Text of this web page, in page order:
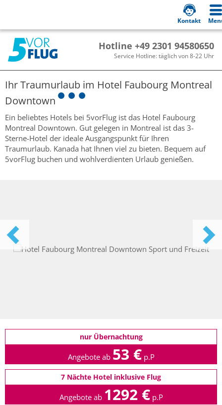
Hotline +49 2301 94580650
Service Hotline: täglich von 8-22 Uhr
Kontakt
Ihr Traumurlaub im Hotel Faubourg Montreal
Downtown
Ein beliebtes Hotels bei 5vorFlug ist das Hotel Faubourg
Montreal Downtown. Gut gelegen in Montreal ist das 3-
Sterne-Hotel der ideale Ausgangspunkt für Ihren
Traumurlaub. Kanada hat Ihnen viel zu bieten. Bequem auf
5vorFlug buchen und wohlverdienten Urlaub genießen.
nur Übernachtung
Angebote ab 53 € p.P
7 Nächte Hotel inklusive Flug
Angebote ab 1292 € p.P